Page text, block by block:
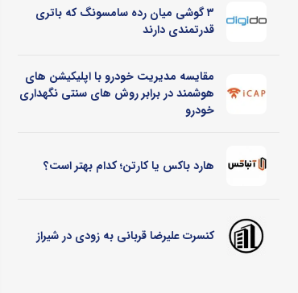
۳ گوشی میان رده سامسونگ که باتری
قدرتمندی دارند
مقایسه مدیریت خودرو با اپلیکیشن های
هوشمند در برابر روش های سنتی نگهداری
خودرو
هارد باکس یا کارتن؛ کدام بهتر است؟
کنسرت علیرضا قربانی به زودی در شیراز